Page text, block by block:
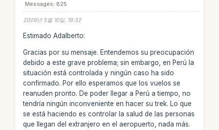
Messages: 825
2009년 5월 10일, 19:32
Estimado Adalberto:
Gracias por su mensaje. Entendemos su preocupación
debido a este grave problema; sin embargo, en Perú la
situación está controlada y ningún caso ha sido
confirmado. Por ello esperamos que los vuelos se
reanuden pronto. De poder llegar a Perú a tiempo, no
tendría ningún inconveniente en hacer su trek. Lo que
se está haciendo es controlar la salud de las personas
que llegan del extranjero en el aeropuerto, nada más.